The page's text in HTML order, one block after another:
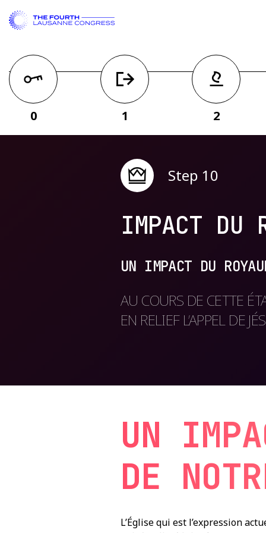
0 1 2
Step 10
IMPACT DU
UN IMPACT DU
AU COURS DE CETTE
EN RELIEF L’APPEL DE
UN
DE
L’Église qui est l’expression